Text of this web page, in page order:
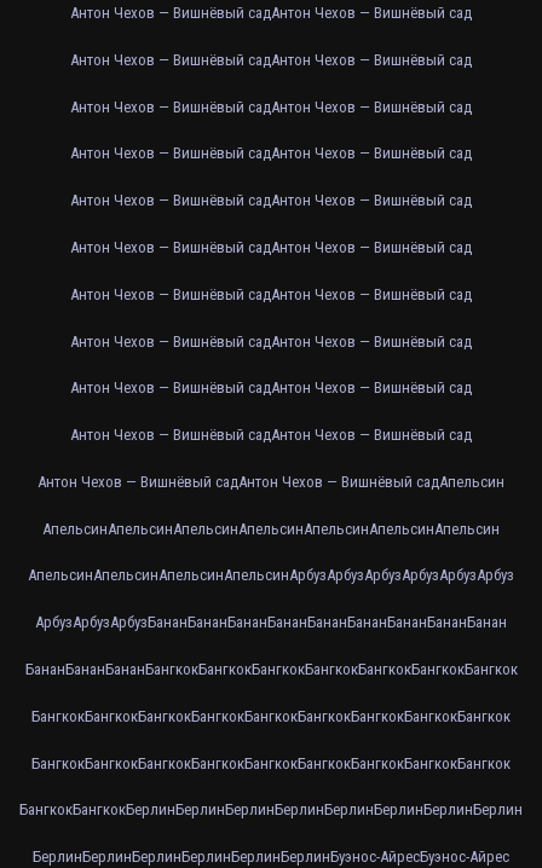
Антон Чехов — Вишнёвый садАнтон Чехов — Вишнёвый сад
Антон Чехов — Вишнёвый садАнтон Чехов — Вишнёвый сад
Антон Чехов — Вишнёвый садАнтон Чехов — Вишнёвый сад
Антон Чехов — Вишнёвый садАнтон Чехов — Вишнёвый сад
Антон Чехов — Вишнёвый садАнтон Чехов — Вишнёвый сад
Антон Чехов — Вишнёвый садАнтон Чехов — Вишнёвый сад
Антон Чехов — Вишнёвый садАнтон Чехов — Вишнёвый сад
Антон Чехов — Вишнёвый садАнтон Чехов — Вишнёвый сад
Антон Чехов — Вишнёвый садАнтон Чехов — Вишнёвый сад
Антон Чехов — Вишнёвый садАнтон Чехов — Вишнёвый сад
Антон Чехов — Вишнёвый садАнтон Чехов — Вишнёвый садАпельсин
АпельсинАпельсинАпельсинАпельсинАпельсинАпельсинАпельсин
АпельсинАпельсинАпельсинАпельсинАрбузАрбузАрбузАрбузАрбузАрбуз
АрбузАрбузАрбузБананБананБананБананБананБананБананБананБанан
БананБананБананБангкокБангкокБангкокБангкокБангкокБангкокБангкок
БангкокБангкокБангкокБангкокБангкокБангкокБангкокБангкокБангкок
БангкокБангкокБангкокБангкокБангкокБангкокБангкокБангкокБангкок
БангкокБангкокБерлинБерлинБерлинБерлинБерлинБерлинБерлинБерлин
БерлинБерлинБерлинБерлинБерлинБерлинБуэнос-АйресБуэнос-Айрес